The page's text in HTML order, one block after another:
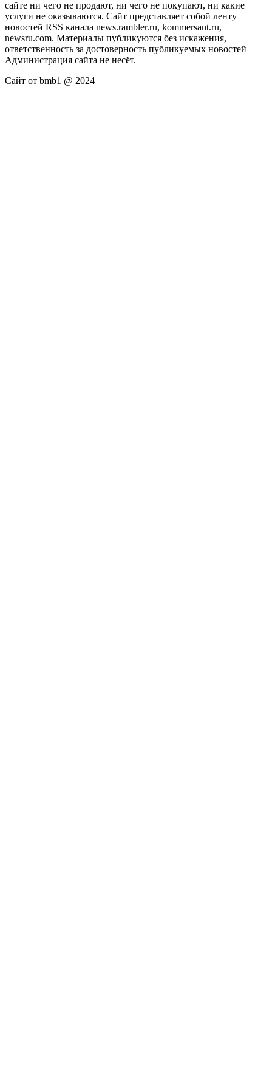
сайте ни чего не продают, ни чего не покупают, ни какие
услуги не оказываются. Сайт представляет собой ленту
новостей RSS канала news.rambler.ru, kommersant.ru,
newsru.com. Материалы публикуются без искажения,
ответственность за достоверность публикуемых новостей
Администрация сайта не несёт.
Сайт от bmb1 @ 2024